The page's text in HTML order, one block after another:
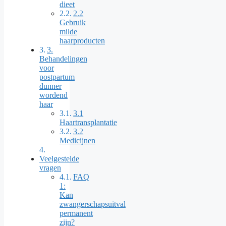
dieet
2.2
Gebruik
milde
haarproducten
3.
Behandelingen
voor
postpartum
dunner
wordend
haar
3.1
Haartransplantatie
3.2
Medicijnen
Veelgestelde
vragen
FAQ
1:
Kan
zwangerschapsuitval
permanent
zijn?